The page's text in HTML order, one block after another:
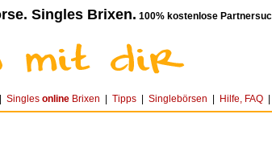
Singles Brixen. 100% kostenlose
Singles online Brixen Tipps Singlebörsen Hilfe, FAQ